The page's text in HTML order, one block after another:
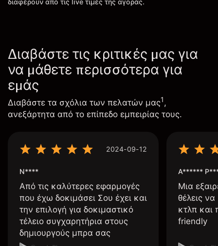
διαφέρουν από τις live τιμές της αγοράς.
Διαβάστε τις κριτικές μας για
να μάθετε περισσότερα για
εμάς
Διαβάστε τα σχόλια των πελατών μας1,
ανεξάρτητα από το επίπεδο εμπειρίας τους.
2024-09-12
N****
Από τις καλύτερες εφαρμογές
που έχω δοκιμάσει Σου έχει και
την επιλογή για δοκιμαστικό
τέλειο συγχαρητήρια στους
δημιουργούς μπρα σας
A******
Μια
θέλεις
κτλπ και
friendly